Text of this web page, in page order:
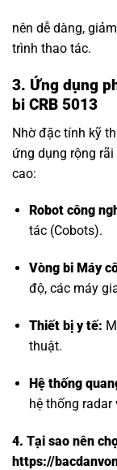
nên dễ dàng,
trình thao tác.
3. Ứng dụng
bi CRB 5013
Nhờ đặc tính kỹ
ứng dụng rộng
cao:
Robot công
tác (Cobots).
Vòng bi Máy
độ, các máy
Thiết bị y tế:
thuật.
Hệ thống
hệ thống radar
4. Tại sao nên
https://